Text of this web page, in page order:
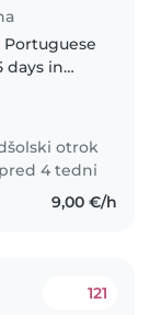
days in
in
in
otrok
4 tedni
9,00 €/h
121